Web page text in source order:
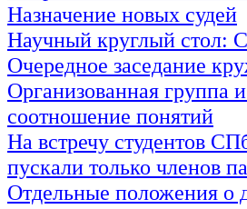
Назначение новых судей
Научный круглый стол:
Очередное заседание
Организованная группа
соотношение понятий
На встречу студентов
пускали только членов
Отдельные положения о